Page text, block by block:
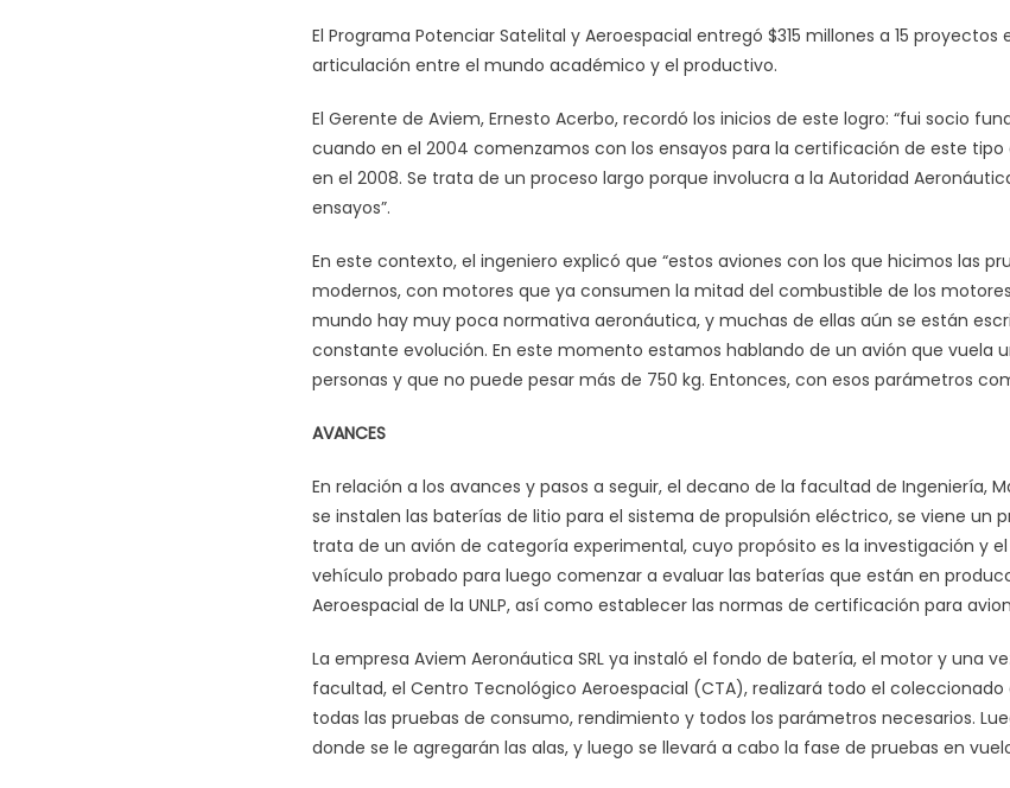
El Programa Potenciar Satelital y Aeroespacial entregó $315 millones a 15 proyectos
articulación entre el mundo académico y el productivo.
El Gerente de Aviem, Ernesto Acerbo, recordó los inicios de este logro: “fui socio
cuando en el 2004 comenzamos con los ensayos para la certificación de este
en el 2008. Se trata de un proceso largo porque involucra a la Autoridad
ensayos”.
En este contexto, el ingeniero explicó que “estos aviones con los que hicimos las
modernos, con motores que ya consumen la mitad del combustible de los
mundo hay muy poca normativa aeronáutica, y muchas de ellas aún se están
constante evolución. En este momento estamos hablando de un avión que vuela
personas y que no puede pesar más de 750 kg. Entonces, con esos parámetros
AVANCES
En relación a los avances y pasos a seguir, el decano de la facultad de Ingeniería,
se instalen las baterías de litio para el sistema de propulsión eléctrico, se viene un
trata de un avión de categoría experimental, cuyo propósito es la investigación y el
vehículo probado para luego comenzar a evaluar las baterías que están en
Aeroespacial de la UNLP, así como establecer las normas de certificación para
La empresa Aviem Aeronáutica SRL ya instaló el fondo de batería, el motor y una
facultad, el Centro Tecnológico Aeroespacial (CTA), realizará todo el
todas las pruebas de consumo, rendimiento y todos los parámetros necesarios.
donde se le agregarán las alas, y luego se llevará a cabo la fase de pruebas en